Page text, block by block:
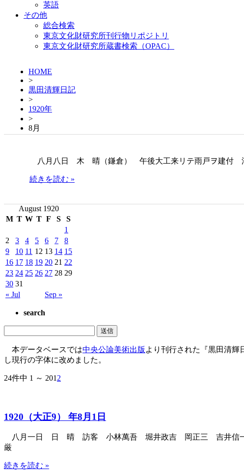
英語
その他
総合検索
東京文化財研究所刊行物リポジトリ
東京文化財研究所蔵書検索（OPAC）
HOME
>
黒田清輝日記
>
1920年
>
8月
八月八日 木 晴（鎌倉） 午後大工来リテ雨戸ヲ建付
続きを読む »
August 1920
M T W T F S S
« Jul Sep »
1
2
3 4 5 6 7
8
9
10 11 12 13 14 15
16 17 18 19 20 21 22
23 24 25 26 27 28 29
30 31
search
本データベースでは中央公論美術出版 より刊行された『黒田清輝
し現行の字体に改めました。
24件中 1 ～ 201 2
1920（大正9） 年8月1日
八月一日 日 晴 訪客 小林萬吾 堀井政吉 岡正三 吉井信一
厳
続きを読む »